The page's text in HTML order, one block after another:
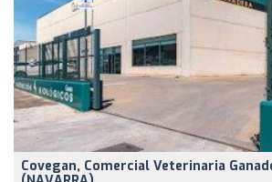
Covegan, Comercial Veterinaria